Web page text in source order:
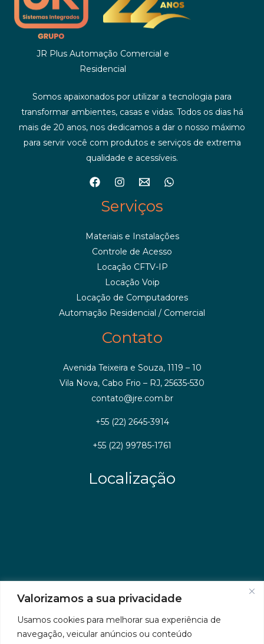
Valorizamos a sua privacidade
Usamos cookies para melhorar sua experiência de
navegação, veicular anúncios ou conteúdo
JR Plus Automação Comercial e
Residencial
Somos apaixonados por utilizar a tecnologia para
transformar ambientes, casas e vidas. Todos os dias há
mais de 20 anos, nos dedicamos a dar o nosso máximo
para servir você com produtos e serviços de extrema
qualidade e acessíveis.
Serviços
Materiais e Instalações
Controle de Acesso
Locação CFTV-IP
Locação Voip
Locação de Computadores
Automação Residencial / Comercial
Contato
Avenida Teixeira e Souza, 1119 – 10
Vila Nova, Cabo Frio – RJ, 25635-530
contato@jre.com.br
+55 (22) 2645-3914
+55 (22) 99785-1761
Localização